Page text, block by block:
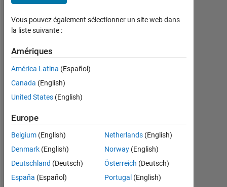
depuis
2017
Followers:
Following:
0
Follow
I
am
an
Vous pouvez également sélectionner un site web dans
la liste suivante :
Amériques
América Latina (Español)
Canada (English)
United States (English)
Europe
Belgium (English)
Denmark (English)
Deutschland (Deutsch)
España (Español)
Netherlands(English)
Norway(English)
Österreich (Deutsch)
Portugal (English)